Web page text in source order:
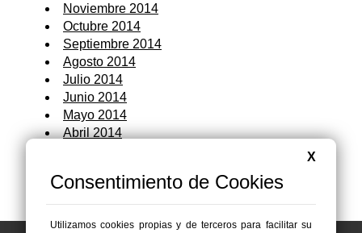
Noviembre 2014
Octubre 2014
Septiembre 2014
Agosto 2014
Julio 2014
Junio 2014
Mayo 2014
Abril 2014
Enero 2014
X
Consentimiento de Cookies
Utilizamos cookies propias y de terceros para facilitar su